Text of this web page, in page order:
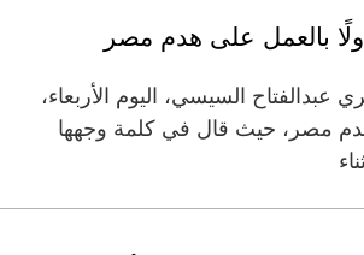
بالعمل على هدم مصر
عبدالفتاح السيسي، اليوم الأربعاء،
مصر، حيث قال في كلمة وجهها